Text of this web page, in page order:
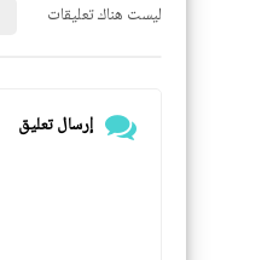
ليست هناك تعليقات
إرسال تعليق